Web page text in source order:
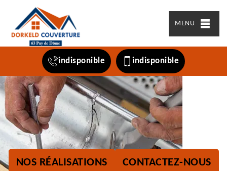
MENU
indisponible indisponible
NOS RÉALISATIONS CONTACTEZ-NOUS